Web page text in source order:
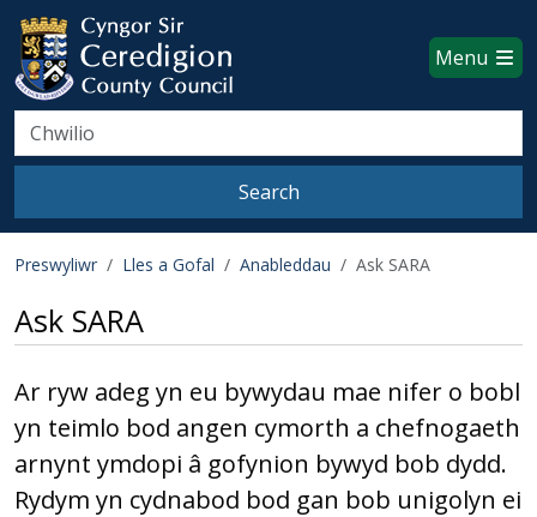
Skip to main content
Ceredigion County Council
Menu
Search
Search
Preswyliwr Lles a Gofal Anableddau Ask SARA
Ask SARA
Ar ryw adeg yn eu bywydau mae nifer o bobl
yn teimlo bod angen cymorth a chefnogaeth
arnynt ymdopi â gofynion bywyd bob dydd.
Rydym yn cydnabod bod gan bob unigolyn ei